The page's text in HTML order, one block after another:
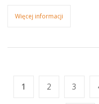
Więcej informacji
1 2 3